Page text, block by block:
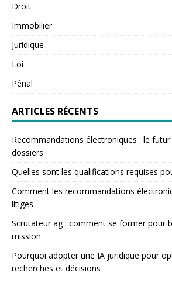
Droit
Immobilier
Juridique
Loi
Pénal
ARTICLES RÉCENTS
Recommandations électroniques : le
dossiers
Quelles sont les qualifications requises
Comment les recommandations
litiges
Scrutateur ag : comment se former pour
mission
Pourquoi adopter une IA juridique pour
recherches et décisions